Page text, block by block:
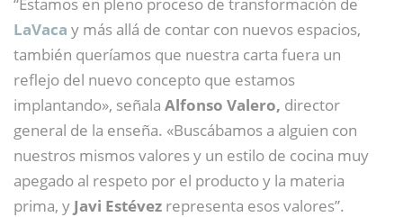
LaVaca y más allá de contar con nuevos espacios,
también queríamos que nuestra carta fuera un
reflejo del nuevo concepto que estamos
implantando», señala Alfonso Valero, director
general de la enseña. «Buscábamos a alguien con
nuestros mismos valores y un estilo de cocina muy
apegado al respeto por el producto y la materia
prima, y Javi Estévez representa esos valores”.